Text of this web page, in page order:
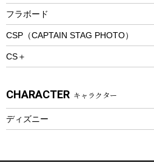
トレッキングアクセサリー
プレイグッズ
ウェルネス
ウェア、タオル
ウェア
フラボード
CSP（CAPTAIN STAG PHOTO）
CS＋
CHARACTER キャラクター
ディズニー